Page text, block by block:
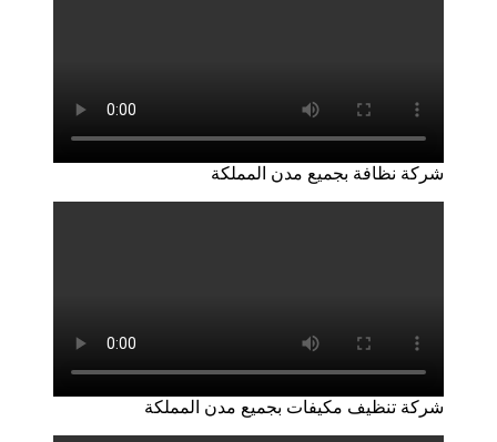
شركة نظافة بجميع مدن المملكة
شركة تنظيف مكيفات بجميع مدن المملكة